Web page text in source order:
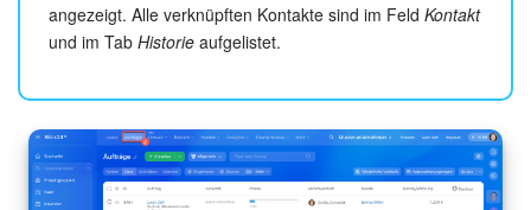
angezeigt. Alle verknüpften Kontakte sind im Feld Kontakt
und im Tab Historie aufgelistet.